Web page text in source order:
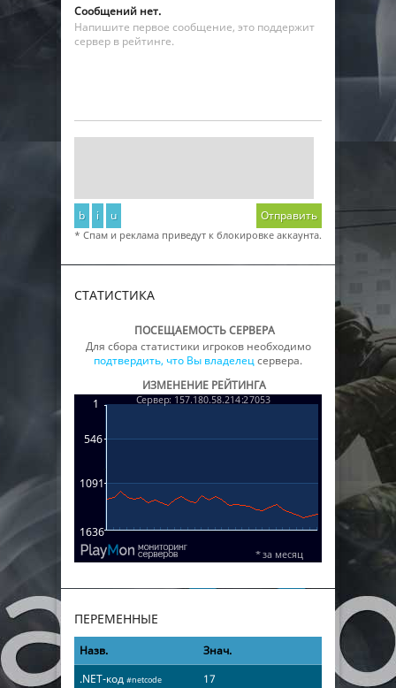
Сообщений нет.
Напишите первое сообщение, это поддержит
сервер в рейтинге.
b i u Отправить
* Спам и реклама приведут к блокировке аккаунта.
СТАТИСТИКА
ПОСЕЩАЕМОСТЬ СЕРВЕРА
Для сбора статистики игроков необходимо
подтвердить, что Вы владелецсервера.
ИЗМЕНЕНИЕ РЕЙТИНГА
ПЕРЕМЕННЫЕ
Назв.
Знач.
.NET-код #netcode
17